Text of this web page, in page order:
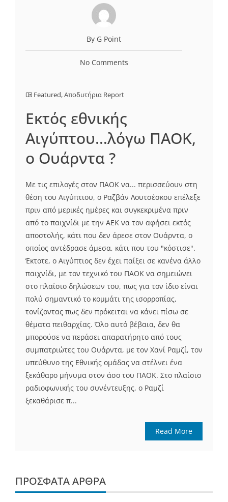
By G Point
No Comments
Featured,Αποδυτήρια Report
Eκτός εθνικής
Αιγύπτου…λόγω ΠΑΟΚ,
ο Ουάρντα ?
Με τις επιλογές στον ΠΑΟΚ να... περισσεύουν στη
θέση του Αιγύπτιου, ο Ραζβάν Λουτσέσκου επέλεξε
πριν από μερικές ημέρες και συγκεκριμένα πριν
από το παιχνίδι με την ΑΕΚ να τον αφήσει εκτός
αποστολής, κάτι που δεν άρεσε στον Ουάρντα, ο
οποίος αντέδρασε άμεσα, κάτι που του "κόστισε".
Έκτοτε, ο Αιγύπτιος δεν έχει παίξει σε κανένα άλλο
παιχνίδι, με τον τεχνικό του ΠΑΟΚ να σημειώνει
στο πλαίσιο δηλώσεων του, πως για τον ίδιο είναι
πολύ σημαντικό το κομμάτι της ισορροπίας,
τονίζοντας πως δεν πρόκειται να κάνει πίσω σε
θέματα πειθαρχίας. Όλο αυτό βέβαια, δεν θα
μπορούσε να περάσει απαρατήρητο από τους
συμπατριώτες του Ουάρντα, με τον Χανί Ραμζί, τον
υπεύθυνο της Εθνικής ομάδας να στέλνει ένα
ξεκάθαρο μήνυμα στον άσο του ΠΑΟΚ. Στο πλαίσιο
ραδιοφωνικής του συνέντευξης, ο Ραμζί
ξεκαθάρισε π...
Read More
ΠΡΌΣΦΑΤΑ ΆΡΘΡΑ